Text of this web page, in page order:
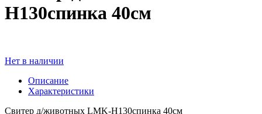
H130спинка 40см
Нет в наличии
Описание
Характеристики
Свитер д/животных LMK-H130спинка 40см